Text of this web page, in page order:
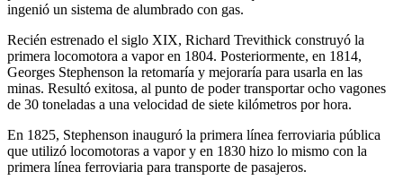
ingenió un sistema de alumbrado con gas.
Recién estrenado el siglo XIX, Richard Trevithick construyó la
primera locomotora a vapor en 1804. Posteriormente, en 1814,
Georges Stephenson la retomaría y mejoraría para usarla en las
minas. Resultó exitosa, al punto de poder transportar ocho vagones
de 30 toneladas a una velocidad de siete kilómetros por hora.
En 1825, Stephenson inauguró la primera línea ferroviaria pública
que utilizó locomotoras a vapor y en 1830 hizo lo mismo con la
primera línea ferroviaria para transporte de pasajeros.